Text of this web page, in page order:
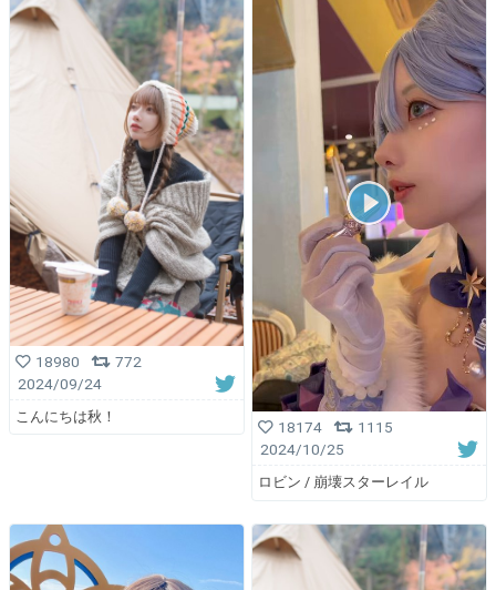
18980
772
2024/09/24
こんにちは秋！
18174
1115
2024/10/25
ロビン / 崩壊スターレイル